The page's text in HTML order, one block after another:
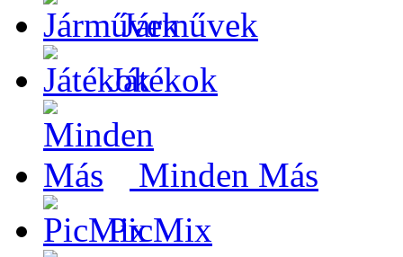
Járművek
Játékok
Minden Más
PicMix